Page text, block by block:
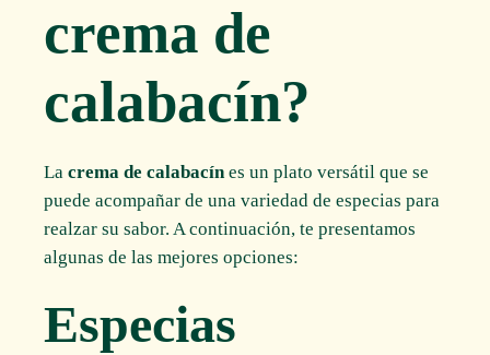
crema de
calabacín?
Lacrema de calabacínes un plato versátil que se
puede acompañar de una variedad de especias para
realzar su sabor. A continuación, te presentamos
algunas de las mejores opciones:
Especias